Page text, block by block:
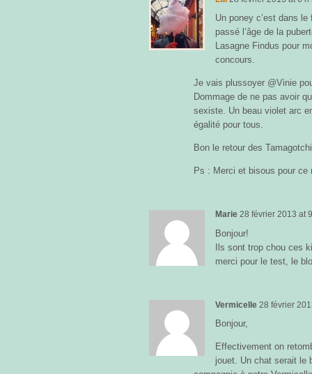
Un poney c’est dans
passé l’âge de la
Lasagne Findus pour
concours.
Je vais plussoyer @Vinie
Dommage de ne pas avoir
sexiste. Un beau violet arc
égalité pour tous.
Bon le retour des
Ps : Merci et bisous pour
Marie 28 février 2013 at
Bonjour!
Ils sont trop chou
merci pour le test, le
Vermicelle 28 février
Bonjour,
Effectivement on
jouet. Un chat serait le